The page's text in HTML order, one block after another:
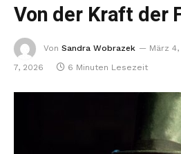
Von der Kraft der
Von Sandra Wobrazek März 4,
7, 2026
6 Minuten Lesezeit